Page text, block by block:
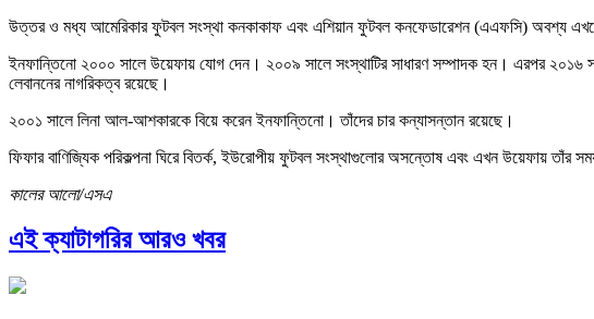
উত্তর ও মধ্য আমেরিকার ফুটবল সংস্থা কনকাকাফ এবং এশিয়ান ফুটবল কনফেডারেশন (এএফসি) অবশ্য
ইনফান্তিনো ২০০০ সালে উয়েফায় যোগ দেন। ২০০৯ সালে সংস্থাটির সাধারণ সম্পাদক হন। এরপর ২০১৬
লেবাননের নাগরিকত্ব রয়েছে।
২০০১ সালে লিনা আল-আশকারকে বিয়ে করেন ইনফান্তিনো। তাঁদের চার কন্যাসন্তান রয়েছে।
ফিফার বাণিজ্যিক পরিকল্পনা ঘিরে বিতর্ক, ইউরোপীয় ফুটবল সংস্থাগুলোর অসন্তোষ এবং এখন উয়েফায়
কালের আলো/এসএ
এই ক্যাটাগরির আরও খবর